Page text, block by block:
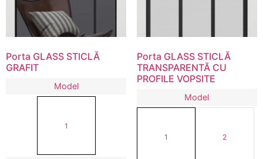
Porta GLASS STICLĂ
GRAFIT
Model
1
Porta GLASS STICLĂ
TRANSPARENTĂ CU
PROFILE VOPSITE
Model
1 2